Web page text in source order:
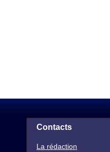
Contacts
La rédaction